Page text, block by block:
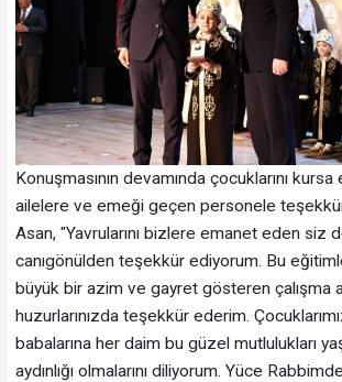
Konuşmasının devamında çocuklarını
ailelere ve emeği geçen personele
Asan, "Yavrularını bizlere emanet eden siz
canıgönülden teşekkür ediyorum. Bu
büyük bir azim ve gayret gösteren çalışma
huzurlarınızda teşekkür ederim.
babalarına her daim bu güzel mutlulukları
aydınlığı olmalarını diliyorum. Yüce